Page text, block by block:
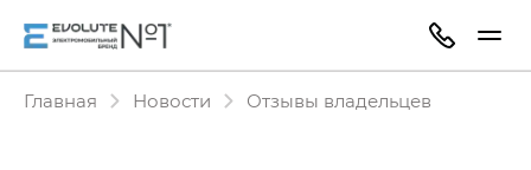
Главная Новости Отзывы владельцев